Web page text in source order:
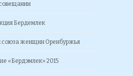
Бердемлек
союза женщин Оренбуржья
«Бердэмлек» 2015